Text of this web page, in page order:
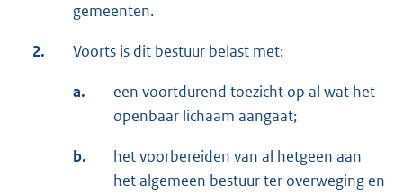
gemeenten.
2. Voorts is dit bestuur belast met:
a.
een voortdurend toezicht op al wat het
openbaar lichaam aangaat;
b.
het voorbereiden van al hetgeen aan
het algemeen bestuur ter overweging en